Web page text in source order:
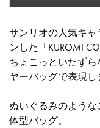
サンリオの人気キ
ンした「KUROMI
ちょこっといたず
ヤーバッグで表現し
ぬいぐるみのよう
体型バッグ。